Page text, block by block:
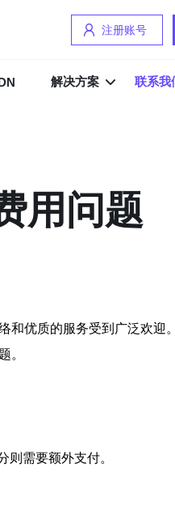
注册账号
解决方案 联系我
用问题
和优质的服务受到广泛欢迎
。
需要额外支付。